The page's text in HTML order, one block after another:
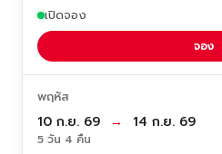
เปิดจอง
จอง
พฤหัส
10 ก.ย. 69 → 14 ก.ย. 69
5 วัน 4 คืน